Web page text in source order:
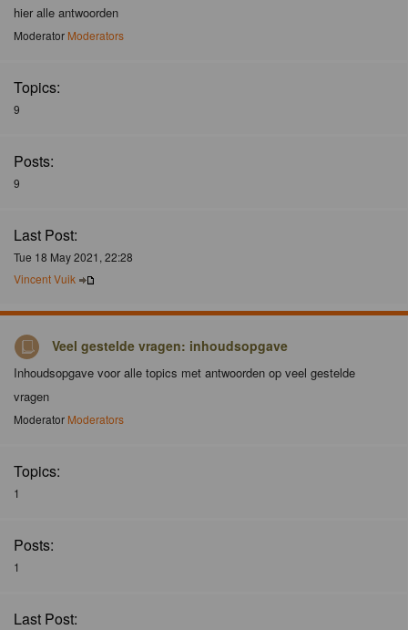
hier alle antwoorden
Moderator Moderators
Topics:
9
Posts:
9
Last Post:
Tue 18 May 2021, 22:28
Vincent Vuik
Veel gestelde vragen: inhoudsopgave
Inhoudsopgave voor alle topics met antwoorden op veel gestelde
vragen
Moderator Moderators
Topics:
1
Posts:
1
Last Post: